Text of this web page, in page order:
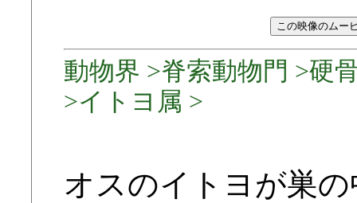
動物界 >脊索動物門 >硬
>イトヨ属 >
オスのイトヨが巣